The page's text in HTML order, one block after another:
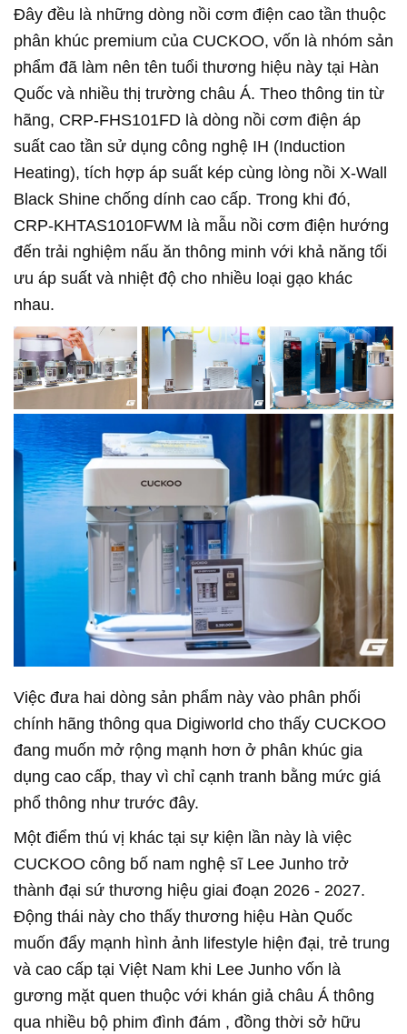
Đây đều là những dòng nồi cơm điện cao tần thuộc
phân khúc premium của CUCKOO, vốn là nhóm sản
phẩm đã làm nên tên tuổi thương hiệu này tại Hàn
Quốc và nhiều thị trường châu Á. Theo thông tin từ
hãng, CRP-FHS101FD là dòng nồi cơm điện áp
suất cao tần sử dụng công nghệ IH (Induction
Heating), tích hợp áp suất kép cùng lòng nồi X-Wall
Black Shine chống dính cao cấp. Trong khi đó,
CRP-KHTAS1010FWM là mẫu nồi cơm điện hướng
đến trải nghiệm nấu ăn thông minh với khả năng tối
ưu áp suất và nhiệt độ cho nhiều loại gạo khác
nhau.
Việc đưa hai dòng sản phẩm này vào phân phối
chính hãng thông qua Digiworld cho thấy CUCKOO
đang muốn mở rộng mạnh hơn ở phân khúc gia
dụng cao cấp, thay vì chỉ cạnh tranh bằng mức giá
phổ thông như trước đây.
Một điểm thú vị khác tại sự kiện lần này là việc
CUCKOO công bố nam nghệ sĩ Lee Junho trở
thành đại sứ thương hiệu giai đoạn 2026 - 2027.
Động thái này cho thấy thương hiệu Hàn Quốc
muốn đẩy mạnh hình ảnh lifestyle hiện đại, trẻ trung
và cao cấp tại Việt Nam khi Lee Junho vốn là
gương mặt quen thuộc với khán giả châu Á thông
qua nhiều bộ phim đình đám , đồng thời sở hữu